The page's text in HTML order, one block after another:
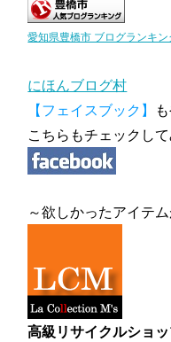
愛知県豊橋市 ブログランキン
にほんブログ村
【フェイスブック】
こちらもチェックし
～欲しかったアイテ
高級リサイクルショ